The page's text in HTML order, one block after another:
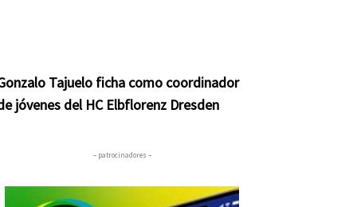
Tajuelo ficha como coordinador
jóvenes del HC Elbflorenz Dresden
– patrocinadores –